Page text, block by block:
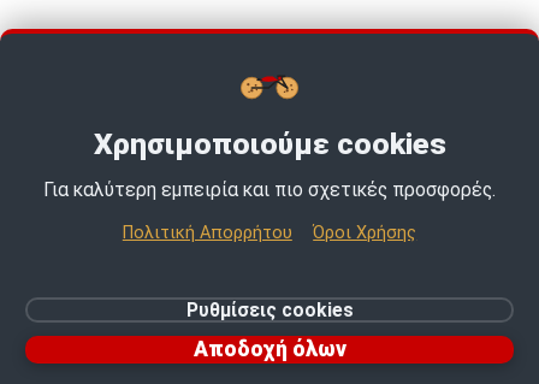
Ρυθμίσεις cookies
Χρησιμοποιούμε cookies
Για καλύτερη εμπειρία και πιο σχετικές προσφορές.
Πολιτική Απορρήτου Όροι Χρήσης
Ρυθμίσεις cookies
Αποδοχή όλων